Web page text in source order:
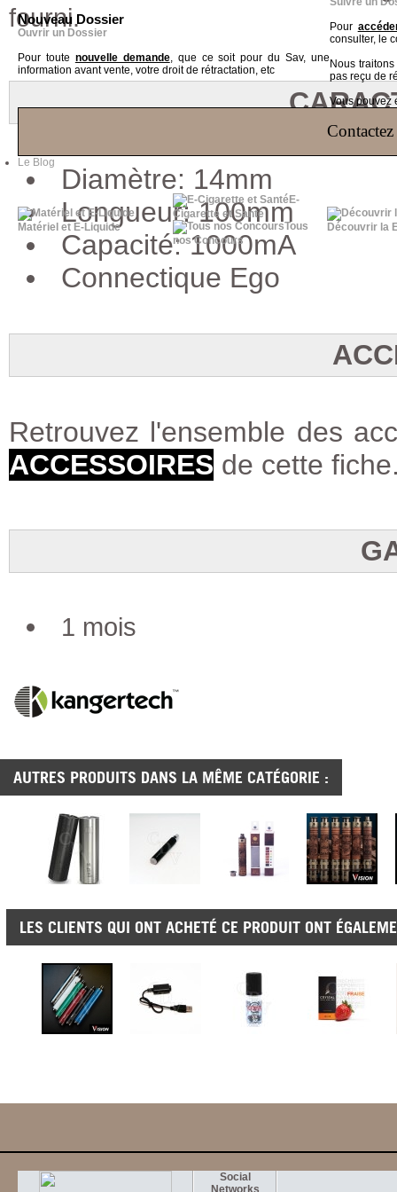
Nouveau Dossier
Ouvrir un Dossier
Pour toute nouvelle demande, que ce soit pour du Sav, une
information avant vente, votre droit de rétractation, etc
Pour
consulter, le
Nous
pas reçu de
Vous pouvez
Le Blog
Matériel et E-Liquide
E-
Cigarette et Santé
Tous
nos Concours
Découvrir la
fourni.
Diamètre: 14mm
Longueur: 100mm
Capacité: 1000mA
Connectique Ego
Retrouvez l'ensemble des
ACCESSOIRES de cette
1 mois
AUTRES PRODUITS DANS LA MÊME CATÉGORIE :
LES CLIENTS QUI ONT ACHETÉ CE PRODUIT ONT
Social
Networks